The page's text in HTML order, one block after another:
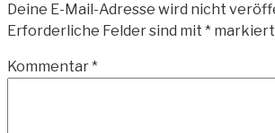
Deine E-Mail-Adresse wird nicht
Erforderliche Felder sind mit * markiert
Kommentar*